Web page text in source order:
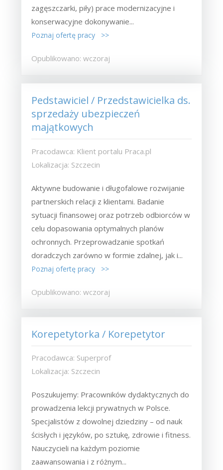
zagęszczarki, piły) prace modernizacyjne i
konserwacyjne dokonywanie...
Poznaj ofertę pracy >>
Opublikowano: wczoraj
Pedstawiciel / Przedstawicielka ds.
sprzedaży ubezpieczeń
majątkowych
Pracodawca: Klient portalu Praca.pl
Lokalizacja: Szczecin
Aktywne budowanie i długofalowe rozwijanie
partnerskich relacji z klientami. Badanie
sytuacji finansowej oraz potrzeb odbiorców w
celu dopasowania optymalnych planów
ochronnych. Przeprowadzanie spotkań
doradczych zarówno w formie zdalnej, jak i...
Poznaj ofertę pracy >>
Opublikowano: wczoraj
Korepetytorka / Korepetytor
Pracodawca: Superprof
Lokalizacja: Szczecin
Poszukujemy: Pracowników dydaktycznych do
prowadzenia lekcji prywatnych w Polsce.
Specjalistów z dowolnej dziedziny – od nauk
ścisłych i języków, po sztukę, zdrowie i fitness.
Nauczycieli na każdym poziomie
zaawansowania i z różnym...